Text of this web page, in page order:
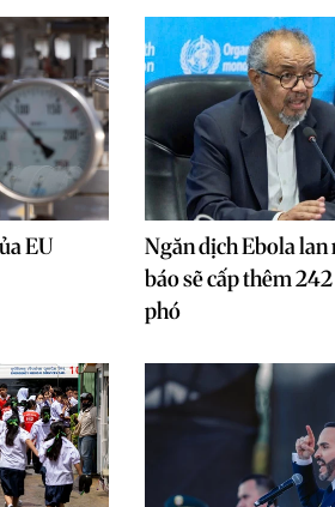
EU
Ngăn dịch Ebola
báo sẽ cấp thêm
phó